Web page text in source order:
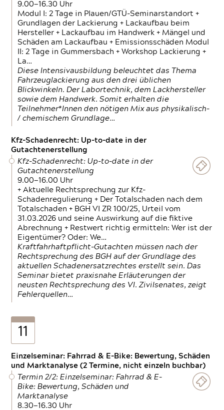
9.00—16.30 Uhr
Modul I: 2 Tage in Plauen/GTÜ-Seminarstandort +
Grundlagen der Lackierung + Lackaufbau beim
Hersteller + Lackaufbau im Handwerk + Mängel und
Schäden am Lackaufbau + Emissionsschäden Modul
II: 2 Tage in Gummersbach + Workshop Lackierung +
La…
Diese Intensivausbildung beleuchtet das Thema
Fahrzeuglackierung aus den drei üblichen
Blickwinkeln. Der Labortechnik, dem Lackhersteller
sowie dem Handwerk. Somit erhalten die
Teilnehmer*Innen den nötigen Mix aus physikalisch-
/ chemischem Grundlage…
Kfz-Schadenrecht: Up-to-date in der
Gutachtenerstellung
Kfz-Schadenrecht: Up-to-date in der
Gutachtenerstellung
9.00—16.00 Uhr
+ Aktuelle Rechtsprechung zur Kfz-
Schadenregulierung + Der Totalschaden nach dem
Totalschaden + BGH VI ZR 100/25, Urteil vom
31.03.2026 und seine Auswirkung auf die fiktive
Abrechnung + Restwert richtig ermitteln: Wer ist der
Eigentümer? Oder: We…
Kraftfahrhaftpflicht-Gutachten müssen nach der
Rechtsprechung des BGH auf der Grundlage des
aktuellen Schadenersatzrechtes erstellt sein. Das
Seminar bietet praxisnahe Erläuterungen der
neusten Rechtsprechung des VI. Zivilsenates, zeigt
Fehlerquellen…
11
Einzelseminar: Fahrrad & E-Bike: Bewertung, Schäden
und Marktanalyse (2 Termine, nicht einzeln buchbar)
Termin 2/2: Einzelseminar: Fahrrad & E-
Bike: Bewertung, Schäden und
Marktanalyse
8.30—16.30 Uhr